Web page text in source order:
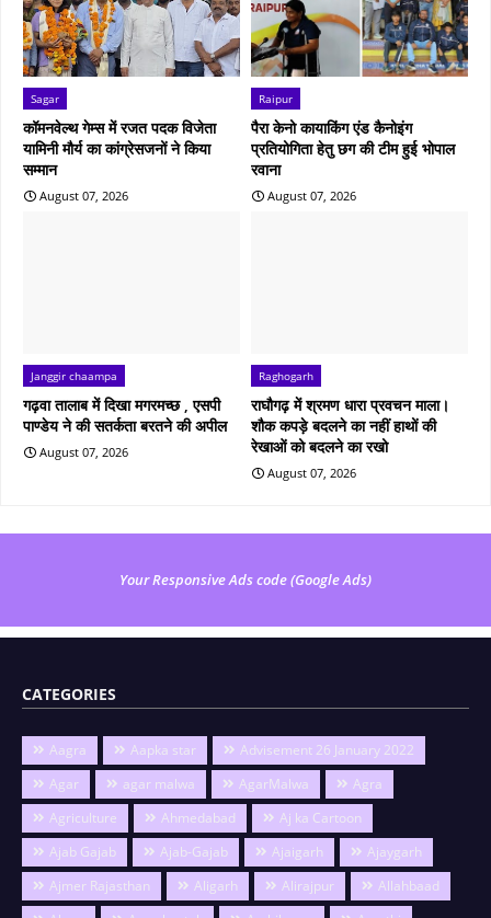
Sagar
कॉमनवेल्थ गेम्स में रजत पदक विजेता
यामिनी मौर्य का कांग्रेसजनों ने किया
सम्मान
August 07, 2026
Raipur
पैरा केनो कायाकिंग एंड कैनोइंग
प्रतियोगिता हेतु छग की टीम हुई भोपाल
रवाना
August 07, 2026
Janggir chaampa
गढ़वा तालाब में दिखा मगरमच्छ , एसपी
पाण्डेय ने की सतर्कता बरतने की अपील
August 07, 2026
Raghogarh
राघौगढ़ में श्रमण धारा प्रवचन माला।
शौक कपड़े बदलने का नहीं हाथों की
रेखाओं को बदलने का रखो
August 07, 2026
Your Responsive Ads code (Google Ads)
CATEGORIES
Aagra Aapka star
Advisement 26 January 2022
Agar
agar malwa AgarMalwa
Agra
Agriculture
Ahmedabad
Aj ka Cartoon
Ajab Gajab
Ajab-Gajab Ajaigarh
Ajaygarh
Ajmer Rajasthan
Aligarh Alirajpur
Allahbaad